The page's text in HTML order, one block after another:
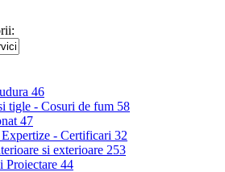
46
tigle - Cosuri de fum 58
47
- Certificari 32
si exterioare 253
Proiectare 44